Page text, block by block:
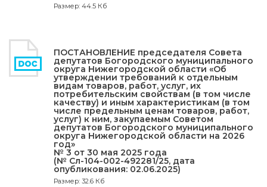
Размер: 44.5 Кб
ПОСТАНОВЛЕНИЕ председателя Совета
депутатов Богородского муниципального
округа Нижегородской области «Об
утверждении требований к отдельным
видам товаров, работ, услуг, их
потребительским свойствам (в том числе
качеству) и иным характеристикам (в том
числе предельным ценам товаров, работ,
услуг) к ним, закупаемым Советом
депутатов Богородского муниципального
округа Нижегородской области на 2026
год»
№ 3 от 30 мая 2025 года
(№ Сл-104-002-492281/25, дата
опубликования: 02.06.2025)
Размер: 32.6 Кб